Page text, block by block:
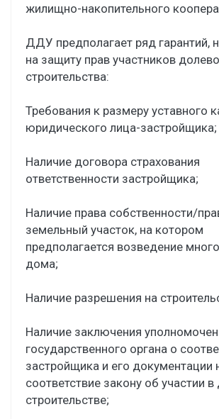
жилищно-накопительного
ДДУ предполагает ряд гарантий,
на защиту прав участников
строительства:
Требования к размеру уставного
юридического лица-застройщика;
Наличие договора страхования
ответственности застройщика;
Наличие права собственности/
земельный участок, на котором
предполагается возведение
дома;
Наличие разрешения на
Наличие заключения
государственного органа о
застройщика и его документации
соответствие закону об участии
строительстве;